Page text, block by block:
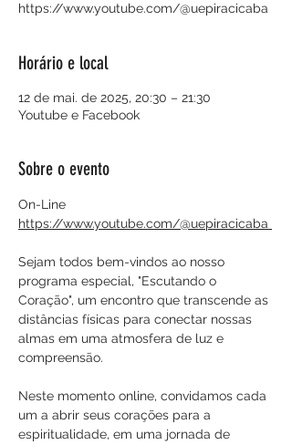
https://www.youtube.com/@uepiracicaba
Horário e local
12 de mai. de 2025, 20:30 – 21:30
Youtube e Facebook
Sobre o evento
On-Line
https://www.youtube.com/@uepiracicaba
Sejam todos bem-vindos ao nosso
programa especial, "Escutando o
Coração", um encontro que transcende as
distâncias físicas para conectar nossas
almas em uma atmosfera de luz e
compreensão.
Neste momento online, convidamos cada
um a abrir seus corações para a
espiritualidade, em uma jornada de